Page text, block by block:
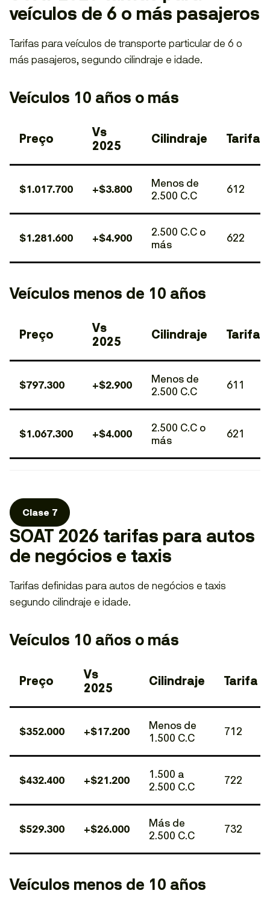
veículos de 6 o más pasajeros
Tarifas para veículos de transporte particular de 6 o
más pasajeros, segundo cilindraje e idade.
Veículos 10 años o más
Preço
Vs
2025
Cilindraje Tarifa
$1.017.700 +$3.800
Menos de
2.500 C.C
612
$1.281.600 +$4.900
2.500 C.C o
más
622
Veículos menos de 10 años
Preço
Vs
2025
Cilindraje Tarifa
$797.300 +$2.900
Menos de
2.500 C.C
611
$1.067.300 +$4.000
2.500 C.C o
más
621
Clase 7
SOAT 2026 tarifas para autos
de negócios e taxis
Tarifas definidas para autos de negócios e taxis
segundo cilindraje e idade.
Veículos 10 años o más
Preço
Vs
2025
Cilindraje Tarifa
$352.000 +$17.200
Menos de
1.500 C.C
712
$432.400 +$21.200
1.500 a
2.500 C.C
722
$529.300 +$26.000
Más de
2.500 C.C
732
Veículos menos de 10 años